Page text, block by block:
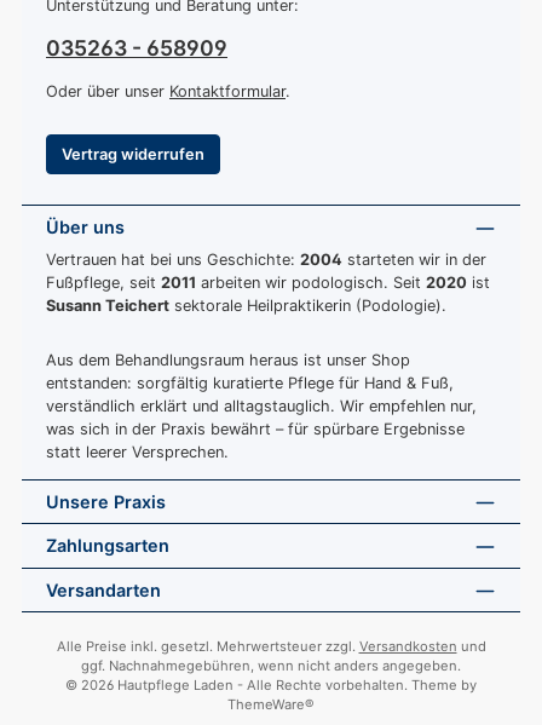
Unterstützung und Beratung unter:
035263 - 658909
Oder über unser Kontaktformular.
Vertrag widerrufen
Über uns
Vertrauen hat bei uns Geschichte: 2004 starteten wir in der
Fußpflege, seit 2011 arbeiten wir podologisch. Seit 2020 ist
Susann Teichert sektorale Heilpraktikerin (Podologie).
Aus dem Behandlungsraum heraus ist unser Shop
entstanden: sorgfältig kuratierte Pflege für Hand & Fuß,
verständlich erklärt und alltagstauglich. Wir empfehlen nur,
was sich in der Praxis bewährt – für spürbare Ergebnisse
statt leerer Versprechen.
Unsere Praxis
Zahlungsarten
Versandarten
Alle Preise inkl. gesetzl. Mehrwertsteuer zzgl. Versandkosten und
ggf. Nachnahmegebühren, wenn nicht anders angegeben.
© 2026 Hautpflege Laden - Alle Rechte vorbehalten. Theme by
ThemeWare®